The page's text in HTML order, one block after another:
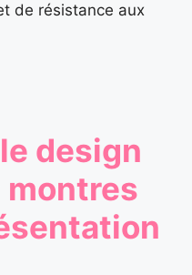
de résistance aux
design
montres